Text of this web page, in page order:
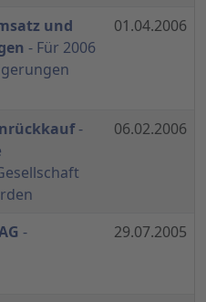
und
- Für 2006
01.04.2006
-
06.02.2006
-
29.07.2005